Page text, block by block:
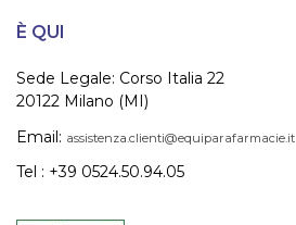
È QUI
Sede Legale: Corso Italia 22
20122 Milano (MI)
Email: assistenza.clienti@equiparafarmacie.it
Tel : +39 0524.50.94.05